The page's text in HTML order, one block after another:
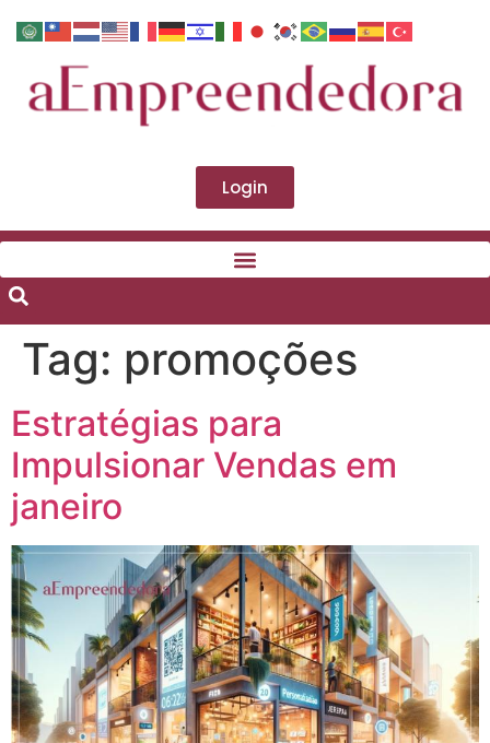
Login
Tag: promoções
Estratégias para
Impulsionar Vendas em
janeiro